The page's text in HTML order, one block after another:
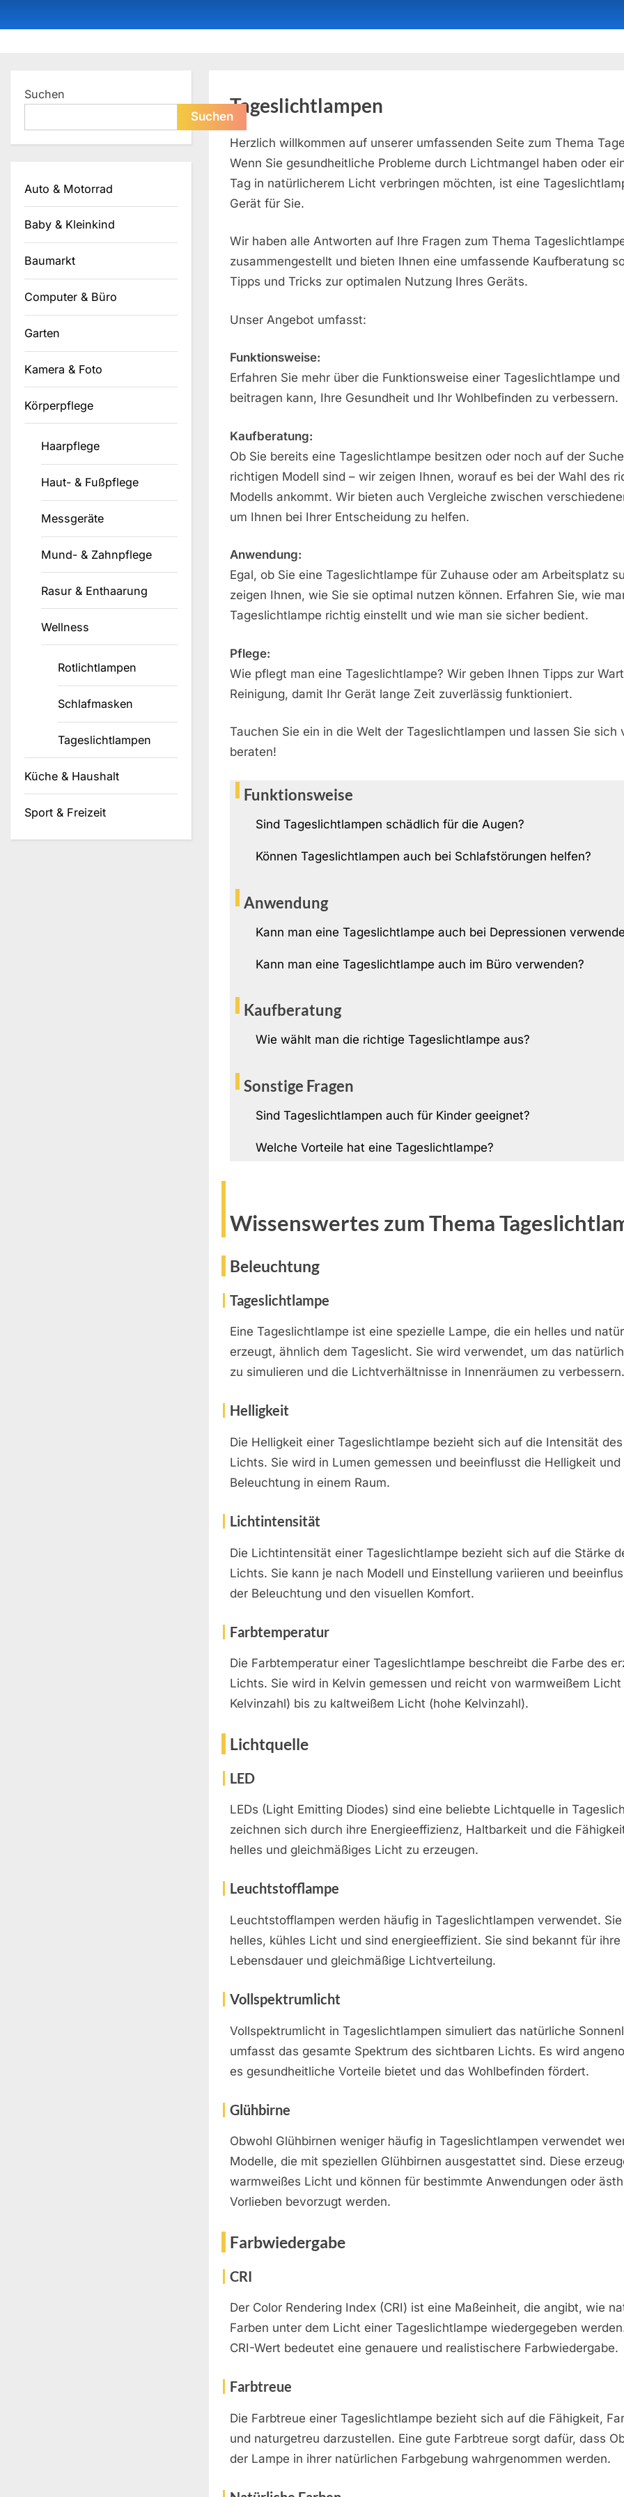
to
Tageslichtlampen
Herzlich willkommen auf unserer umfassenden Seite zum Thema
Wenn Sie gesundheitliche Probleme durch Lichtmangel haben oder
Tag in natürlicherem Licht verbringen möchten, ist eine
Gerät für Sie.
Wir haben alle Antworten auf Ihre Fragen zum Thema
zusammengestellt und bieten Ihnen eine umfassende Kaufberatung
Tipps und Tricks zur optimalen Nutzung Ihres Geräts.
Unser Angebot umfasst:
Funktionsweise:
Erfahren Sie mehr über die Funktionsweise einer Tageslichtlampe
beitragen kann, Ihre Gesundheit und Ihr Wohlbefinden zu verbessern.
Kaufberatung:
Ob Sie bereits eine Tageslichtlampe besitzen oder noch auf der
richtigen Modell sind – wir zeigen Ihnen, worauf es bei der Wahl des
Modells ankommt. Wir bieten auch Vergleiche zwischen
um Ihnen bei Ihrer Entscheidung zu helfen.
Anwendung:
Egal, ob Sie eine Tageslichtlampe für Zuhause oder am Arbeitsplatz
zeigen Ihnen, wie Sie sie optimal nutzen können. Erfahren Sie, wie
Tageslichtlampe richtig einstellt und wie man sie sicher bedient.
Pflege:
Wie pflegt man eine Tageslichtlampe? Wir geben Ihnen Tipps zur
Reinigung, damit Ihr Gerät lange Zeit zuverlässig funktioniert.
Tauchen Sie ein in die Welt der Tageslichtlampen und lassen Sie sich
beraten!
Funktionsweise
Sind Tageslichtlampen schädlich für die Augen?
Können Tageslichtlampen auch bei Schlafstörungen helfen?
Anwendung
Kann man eine Tageslichtlampe auch bei Depressionen
Kann man eine Tageslichtlampe auch im Büro verwenden?
Kaufberatung
Wie wählt man die richtige Tageslichtlampe aus?
Sonstige Fragen
Sind Tageslichtlampen auch für Kinder geeignet?
Welche Vorteile hat eine Tageslichtlampe?
Wissenswertes zum Thema
Beleuchtung
Tageslichtlampe
Eine Tageslichtlampe ist eine spezielle Lampe, die ein helles und
erzeugt, ähnlich dem Tageslicht. Sie wird verwendet, um das
zu simulieren und die Lichtverhältnisse in Innenräumen zu verbessern.
Helligkeit
Die Helligkeit einer Tageslichtlampe bezieht sich auf die Intensität
Lichts. Sie wird in Lumen gemessen und beeinflusst die Helligkeit und
Beleuchtung in einem Raum.
Lichtintensität
Die Lichtintensität einer Tageslichtlampe bezieht sich auf die Stärke
Lichts. Sie kann je nach Modell und Einstellung variieren und
der Beleuchtung und den visuellen Komfort.
Farbtemperatur
Die Farbtemperatur einer Tageslichtlampe beschreibt die Farbe des
Lichts. Sie wird in Kelvin gemessen und reicht von warmweißem
Kelvinzahl) bis zu kaltweißem Licht (hohe Kelvinzahl).
Lichtquelle
LED
LEDs (Light Emitting Diodes) sind eine beliebte Lichtquelle in
zeichnen sich durch ihre Energieeffizienz, Haltbarkeit und die
helles und gleichmäßiges Licht zu erzeugen.
Leuchtstofflampe
Leuchtstofflampen werden häufig in Tageslichtlampen verwendet.
helles, kühles Licht und sind energieeffizient. Sie sind bekannt für ihre
Lebensdauer und gleichmäßige Lichtverteilung.
Vollspektrumlicht
Vollspektrumlicht in Tageslichtlampen simuliert das natürliche
umfasst das gesamte Spektrum des sichtbaren Lichts. Es wird
es gesundheitliche Vorteile bietet und das Wohlbefinden fördert.
Glühbirne
Obwohl Glühbirnen weniger häufig in Tageslichtlampen verwendet
Modelle, die mit speziellen Glühbirnen ausgestattet sind. Diese
warmweißes Licht und können für bestimmte Anwendungen oder
Vorlieben bevorzugt werden.
Farbwiedergabe
CRI
Der Color Rendering Index (CRI) ist eine Maßeinheit, die angibt, wie
Farben unter dem Licht einer Tageslichtlampe wiedergegeben
CRI-Wert bedeutet eine genauere und realistischere Farbwiedergabe.
Farbtreue
Die Farbtreue einer Tageslichtlampe bezieht sich auf die Fähigkeit,
und naturgetreu darzustellen. Eine gute Farbtreue sorgt dafür, dass
der Lampe in ihrer natürlichen Farbgebung wahrgenommen werden.
Suchen
Suchen
Auto & Motorrad
Baby & Kleinkind
Baumarkt
Computer & Büro
Garten
Kamera & Foto
Körperpflege
Haarpflege
Haut- & Fußpflege
Messgeräte
Mund- & Zahnpflege
Rasur & Enthaarung
Wellness
Rotlichtlampen
Schlafmasken
Tageslichtlampen
Küche & Haushalt
Sport & Freizeit